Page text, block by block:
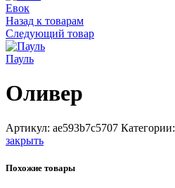
Евок
Назад к товарам
Следующий товар
Пауль
Оливер
Артикул: ae593b7c5707 Категории:
закрыть
Похожие товары